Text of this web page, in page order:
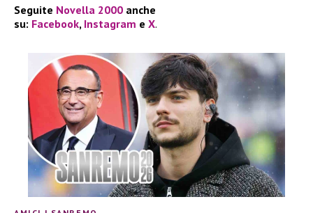
Seguite Novella 2000 anche
su: Facebook, Instagram e X.